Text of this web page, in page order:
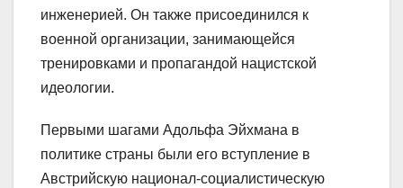
инженерией. Он также присоединился к
военной организации, занимающейся
тренировками и пропагандой нацистской
идеологии.
Первыми шагами Адольфа Эйхмана в
политике страны были его вступление в
Австрийскую национал-социалистическую